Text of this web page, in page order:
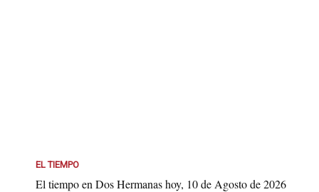
EL TIEMPO
El tiempo en Dos Hermanas hoy, 10 de Agosto de 2026